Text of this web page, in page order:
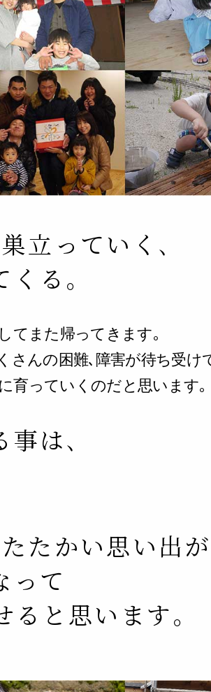
立っていく､
くる｡
てまた帰ってきます｡
さんの困難､障害が待ち受け
育っていくのだと思います｡
は､
たかい思い出
って
ると思います｡